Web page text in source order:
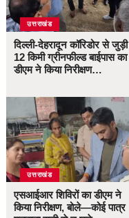
उत्तराखंड
दिल्ली-देहरादून कॉरिडोर से जुड़ी
12 किमी ग्रीनफील्ड बाईपास का
डीएम ने किया निरीक्षण…
उत्तराखंड
एसआईआर शिविरों का डीएम ने
किया निरीक्षण, बोले—कोई पात्र